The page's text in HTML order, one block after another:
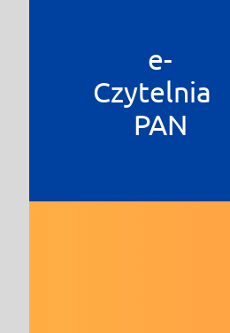
e-
Czytelnia
PAN